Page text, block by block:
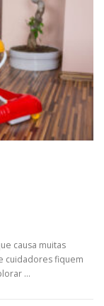
causa muitas
cuidadores fiquem
…